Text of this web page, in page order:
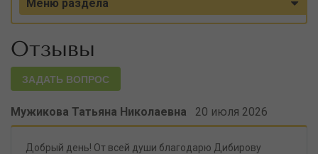
Меню раздела
Отзывы
ЗАДАТЬ ВОПРОС
Мужикова Татьяна Николаевна 20 июля 2026
Добрый день! От всей души благодарю Дибирову